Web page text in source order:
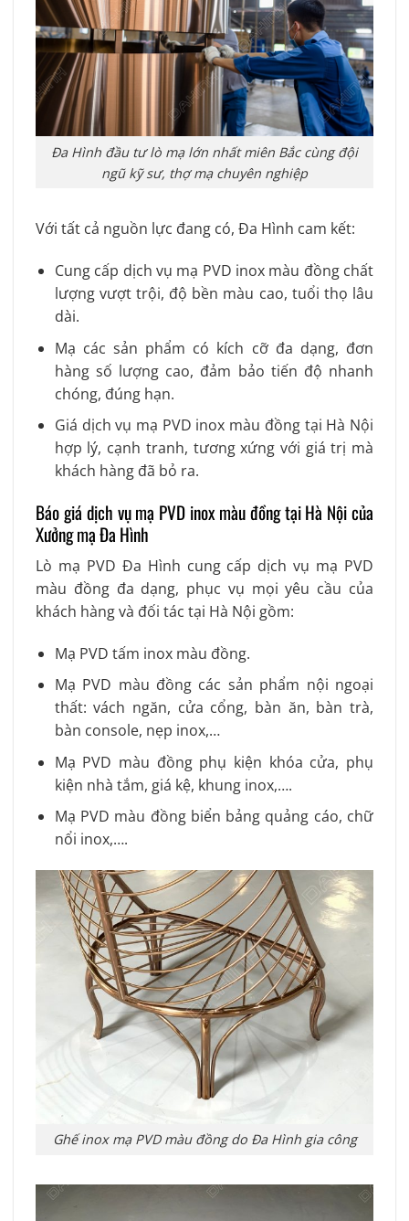
Đa Hình đầu tư lò mạ lớn nhất miên Bắc cùng đội
ngũ kỹ sư, thợ mạ chuyên nghiệp
Với tất cả nguồn lực đang có, Đa Hình cam kết:
Cung cấp dịch vụ mạ PVD inox màu đồng chất
lượng vượt trội, độ bền màu cao, tuổi thọ lâu
dài.
Mạ các sản phẩm có kích cỡ đa dạng, đơn
hàng số lượng cao, đảm bảo tiến độ nhanh
chóng, đúng hạn.
Giá dịch vụ mạ PVD inox màu đồng tại Hà Nội
hợp lý, cạnh tranh, tương xứng với giá trị mà
khách hàng đã bỏ ra.
Báo giá dịch vụ mạ PVD inox màu đồng tại Hà Nội của
Xưởng mạ Đa Hình
Lò mạ PVD Đa Hình cung cấp dịch vụ mạ PVD
màu đồng đa dạng, phục vụ mọi yêu cầu của
khách hàng và đối tác tại Hà Nội gồm:
Mạ PVD tấm inox màu đồng.
Mạ PVD màu đồng các sản phẩm nội ngoại
thất: vách ngăn, cửa cổng, bàn ăn, bàn trà,
bàn console, nẹp inox,…
Mạ PVD màu đồng phụ kiện khóa cửa, phụ
kiện nhà tắm, giá kệ, khung inox,….
Mạ PVD màu đồng biển bảng quảng cáo, chữ
nổi inox,….
Ghế inox mạ PVD màu đồng do Đa Hình gia công